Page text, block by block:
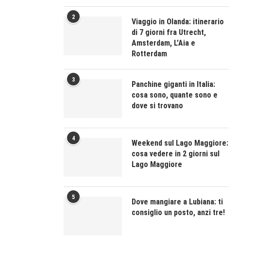
2
Viaggio in Olanda: itinerario
di 7 giorni fra Utrecht,
Amsterdam, L’Aia e
Rotterdam
3
Panchine giganti in Italia:
cosa sono, quante sono e
dove si trovano
4
Weekend sul Lago Maggiore:
cosa vedere in 2 giorni sul
Lago Maggiore
5
Dove mangiare a Lubiana: ti
consiglio un posto, anzi tre!